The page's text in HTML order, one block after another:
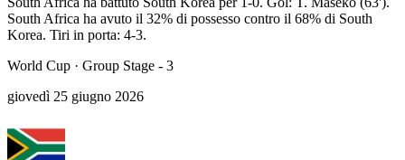
South Africa ha avuto il 32% di possesso contro il 68% di South
Korea. Tiri in porta: 4-3.
World Cup · Group Stage - 3
giovedì 25 giugno 2026